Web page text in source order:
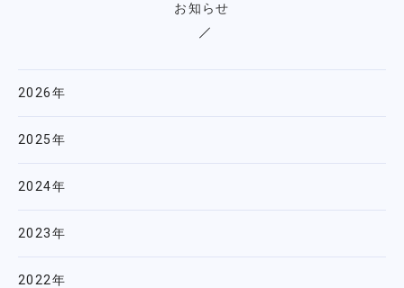
お知らせ
2026年
2025年
2024年
2023年
2022年